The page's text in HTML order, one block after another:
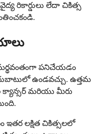
రికార్డులు లేదా చికిత్స
పనిచేయడం
ఉండవచ్చు. ఉత్తమ
క్యాన్సర్ మరియు మీరు
ఇతర లక్షిత చికిత్సలలో